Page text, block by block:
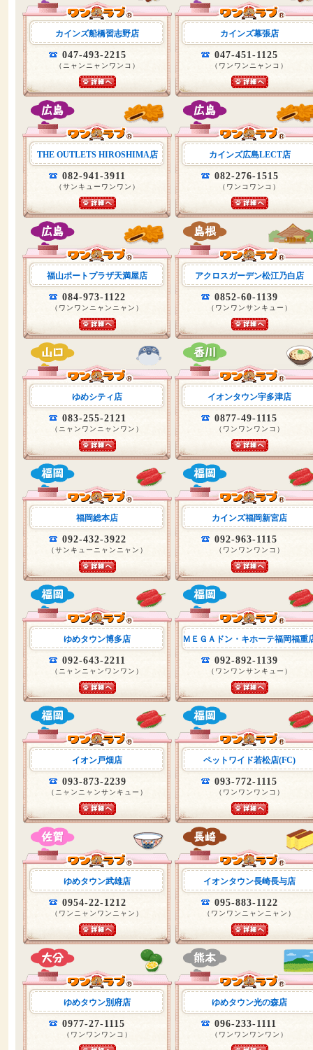
カインズ船橋習志野店
047-493-2215
（ニャンニャンワンコ）
カインズ幕張店
047-451-1125
（ワンワンニャンコ）
THE OUTLETS HIROSHIMA店
082-941-3911
（サンキューワンワン）
カインズ広島LECT店
082-276-1515
（ワンコワンコ）
福山ポートプラザ天満屋店
084-973-1122
（ワンワンニャンニャン）
アクロスガーデン松江乃白店
0852-60-1139
（ワンワンサンキュー）
ゆめシティ店
083-255-2121
（ニャンワンニャンワン）
イオンタウン宇多津店
0877-49-1115
（ワンワンワンコ）
福岡総本店
092-432-3922
（サンキューニャンニャン）
カインズ福岡新宮店
092-963-1115
（ワンワンワンコ）
ゆめタウン博多店
092-643-2211
（ニャンニャンワンワン）
ＭＥＧＡドン・キホーテ福岡福重
092-892-1139
（ワンワンサンキュー）
イオン戸畑店
093-873-2239
（ニャンニャンサンキュー）
ペットワイド若松店(FC)
093-772-1115
（ワンワンワンコ）
ゆめタウン武雄店
0954-22-1212
（ワンニャンワンニャン）
イオンタウン長崎長与店
095-883-1122
（ワンワンニャンニャン）
ゆめタウン別府店
0977-27-1115
（ワンワンワンコ）
ゆめタウン光の森店
096-233-1111
（ワンワンワンワン）